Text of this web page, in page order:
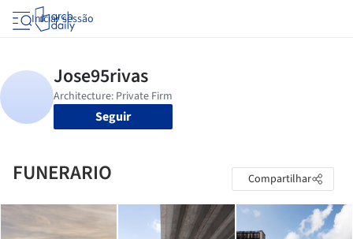
Iniciar sessão
Seguir
FUNERARIO Compartilhar